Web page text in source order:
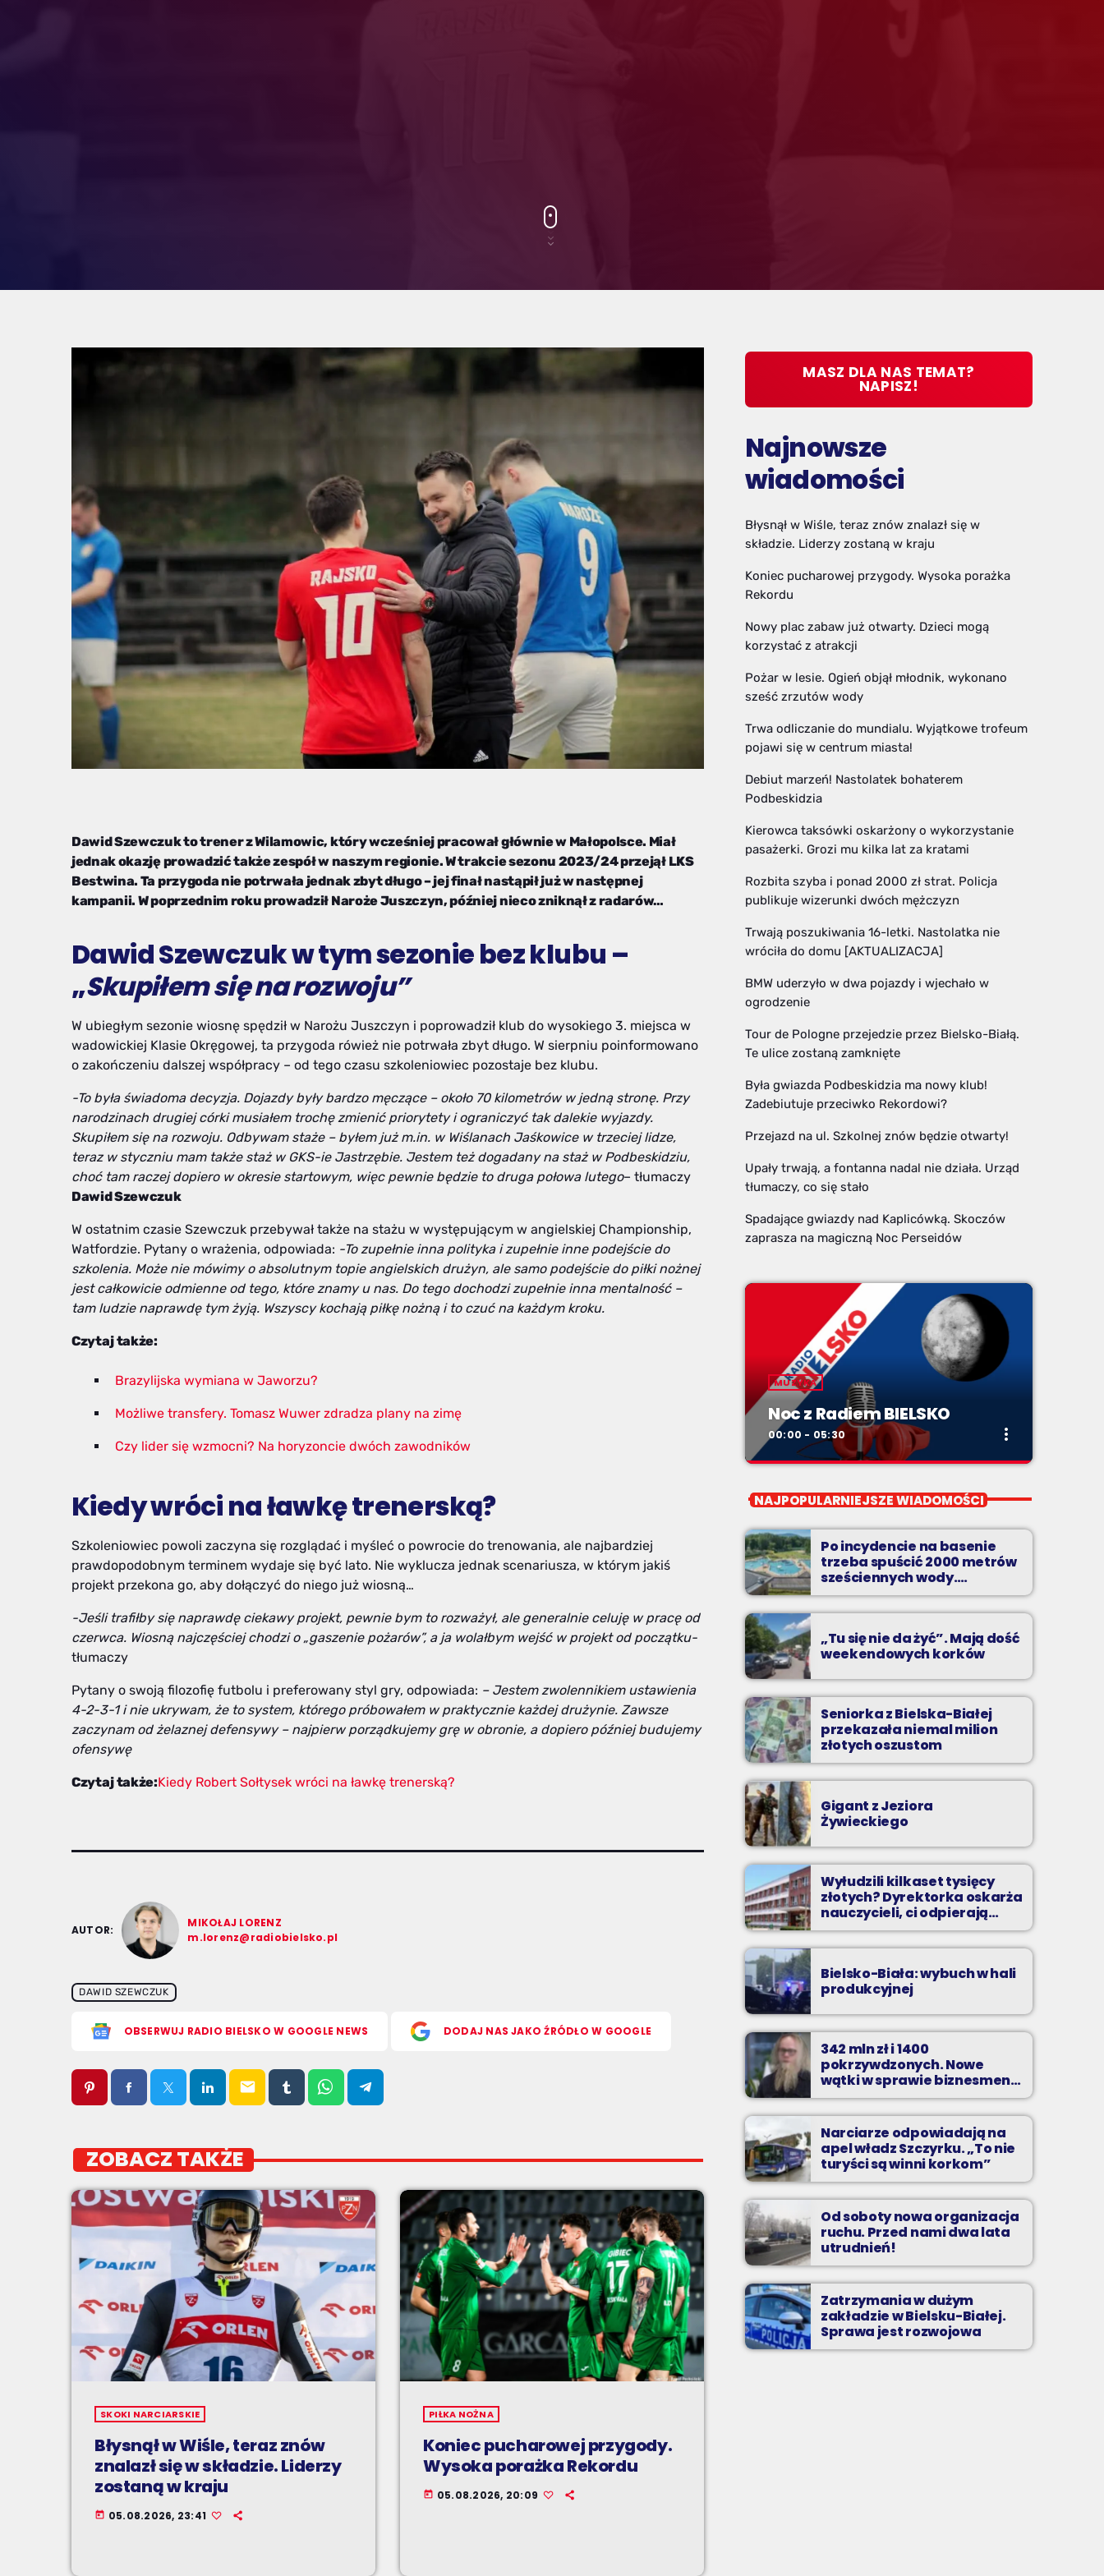
Dawid Szewczuk to trener z Wilamowic, który wcześniej pracował głównie w Małopolsce. Miał
jednak okazję prowadzić także zespół w naszym regionie. W trakcie sezonu 2023/24 przejął LKS
Bestwina. Ta przygoda nie potrwała jednak zbyt długo – jej finał nastąpił już w następnej
kampanii. W poprzednim roku prowadził Naroże Juszczyn, później nieco zniknął z radarów…
Dawid Szewczuk w tym sezonie bez klubu –
„Skupiłem się na rozwoju”
W ubiegłym sezonie wiosnę spędził w Narożu Juszczyn i poprowadził klub do wysokiego 3. miejsca w
wadowickiej Klasie Okręgowej, ta przygoda rówież nie potrwała zbyt długo. W sierpniu poinformowano
o zakończeniu dalszej współpracy – od tego czasu szkoleniowiec pozostaje bez klubu.
-To była świadoma decyzja. Dojazdy były bardzo męczące – około 70 kilometrów w jedną stronę. Przy
narodzinach drugiej córki musiałem trochę zmienić priorytety i ograniczyć tak dalekie wyjazdy.
Skupiłem się na rozwoju. Odbywam staże – byłem już m.in. w Wiślanach Jaśkowice w trzeciej lidze,
teraz w styczniu mam także staż w GKS-ie Jastrzębie. Jestem też dogadany na staż w Podbeskidziu,
choć tam raczej dopiero w okresie startowym, więc pewnie będzie to druga połowa lutego– tłumaczy
Dawid Szewczuk
W ostatnim czasie Szewczuk przebywał także na stażu w występującym w angielskiej Championship,
Watfordzie. Pytany o wrażenia, odpowiada: -To zupełnie inna polityka i zupełnie inne podejście do
szkolenia. Może nie mówimy o absolutnym topie angielskich drużyn, ale samo podejście do piłki nożnej
jest całkowicie odmienne od tego, które znamy u nas. Do tego dochodzi zupełnie inna mentalność –
tam ludzie naprawdę tym żyją. Wszyscy kochają piłkę nożną i to czuć na każdym kroku.
Czytaj także:
Brazylijska wymiana w Jaworzu?
Możliwe transfery. Tomasz Wuwer zdradza plany na zimę
Czy lider się wzmocni? Na horyzoncie dwóch zawodników
Kiedy wróci na ławkę trenerską?
Szkoleniowiec powoli zaczyna się rozglądać i myśleć o powrocie do trenowania, ale najbardziej
prawdopodobnym terminem wydaje się być lato. Nie wyklucza jednak scenariusza, w którym jakiś
projekt przekona go, aby dołączyć do niego już wiosną…
-Jeśli trafiłby się naprawdę ciekawy projekt, pewnie bym to rozważył, ale generalnie celuję w pracę od
czerwca. Wiosną najczęściej chodzi o „gaszenie pożarów”, a ja wolałbym wejść w projekt od początku-
tłumaczy
Pytany o swoją filozofię futbolu i preferowany styl gry, odpowiada: – Jestem zwolennikiem ustawienia
4-2-3-1 i nie ukrywam, że to system, którego próbowałem w praktycznie każdej drużynie. Zawsze
zaczynam od żelaznej defensywy – najpierw porządkujemy grę w obronie, a dopiero później budujemy
ofensywę
Czytaj także:Kiedy Robert Sołtysek wróci na ławkę trenerską?
AUTOR:
MIKOŁAJ LORENZ
m.lorenz@radiobielsko.pl
DAWID SZEWCZUK
OBSERWUJ RADIO BIELSKO W GOOGLE NEWS DODAJ NAS JAKO ŹRÓDŁO W GOOGLE
email
ZOBACZ TAKŻE
SKOKI NARCIARSKIE
Błysnął w Wiśle, teraz znów
znalazł się w składzie. Liderzy
zostaną w kraju
today 05.08.2026, 23:41
PIŁKA NOŻNA
Koniec pucharowej przygody.
Wysoka porażka Rekordu
today 05.08.2026, 20:09
MASZ DLA NAS TEMAT?
NAPISZ!
Najnowsze
wiadomości
Błysnął w Wiśle, teraz znów znalazł się w
składzie. Liderzy zostaną w kraju
Koniec pucharowej przygody. Wysoka porażka
Rekordu
Nowy plac zabaw już otwarty. Dzieci mogą
korzystać z atrakcji
Pożar w lesie. Ogień objął młodnik, wykonano
sześć zrzutów wody
Trwa odliczanie do mundialu. Wyjątkowe trofeum
pojawi się w centrum miasta!
Debiut marzeń! Nastolatek bohaterem
Podbeskidzia
Kierowca taksówki oskarżony o wykorzystanie
pasażerki. Grozi mu kilka lat za kratami
Rozbita szyba i ponad 2000 zł strat. Policja
publikuje wizerunki dwóch mężczyzn
Trwają poszukiwania 16-letki. Nastolatka nie
wróciła do domu [AKTUALIZACJA]
BMW uderzyło w dwa pojazdy i wjechało w
ogrodzenie
Tour de Pologne przejedzie przez Bielsko-Białą.
Te ulice zostaną zamknięte
Była gwiazda Podbeskidzia ma nowy klub!
Zadebiutuje przeciwko Rekordowi?
Przejazd na ul. Szkolnej znów będzie otwarty!
Upały trwają, a fontanna nadal nie działa. Urząd
tłumaczy, co się stało
Spadające gwiazdy nad Kaplicówką. Skoczów
zaprasza na magiczną Noc Perseidów
MUZYKA
Noc z Radiem BIELSKO
00:00 - 05:30 more_vert
Noc z Radiem BIELSKO
to właśnie nocą można "upolować" na naszej
antenie prawdziwe muzyczne perełki.
NAJPOPULARNIEJSZE WIADOMOŚCI
Po incydencie na basenie
trzeba spuścić 2000 metrów
sześciennych wody.
„Ogromne koszty i ogromna
praca”
„Tu się nie da żyć”. Mają dość
weekendowych korków
Seniorka z Bielska-Białej
przekazała niemal milion
złotych oszustom
Gigant z Jeziora
Żywieckiego
Wyłudzili kilkaset tysięcy
złotych? Dyrektorka oskarża
nauczycieli, ci odpierają
zarzuty
Bielsko-Biała: wybuch w hali
produkcyjnej
342 mln zł i 1400
pokrzywdzonych. Nowe
wątki w sprawie biznesmena
z Bielska-Białej
Narciarze odpowiadają na
apel władz Szczyrku. „To nie
turyści są winni korkom”
Od soboty nowa organizacja
ruchu. Przed nami dwa lata
utrudnień!
Zatrzymania w dużym
zakładzie w Bielsku-Białej.
Sprawa jest rozwojowa